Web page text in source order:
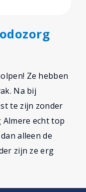
Ze hebben
Na bij
te zijn zonder
Almere echt top
alleen de
zijn ze erg